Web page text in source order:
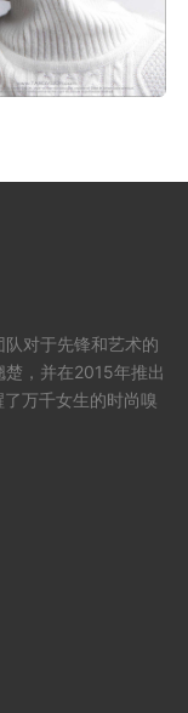
对于先锋和艺术的
，并在2015年推出
万千女生的时尚嗅